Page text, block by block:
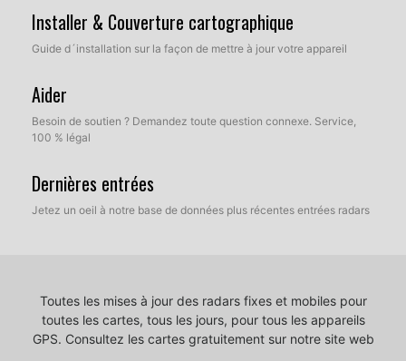
Installer & Couverture cartographique
Guide d´installation sur la façon de mettre à jour votre appareil
Aider
Besoin de soutien ? Demandez toute question connexe. Service,
100 % légal
Dernières entrées
Jetez un oeil à notre base de données plus récentes entrées radars
Toutes les mises à jour des radars fixes et mobiles pour
toutes les cartes, tous les jours, pour tous les appareils
GPS. Consultez les cartes gratuitement sur notre site web